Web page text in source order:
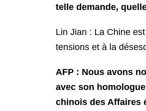
telle demande,
Lin Jian : La Chine
tensions et à la
AFP : Nous avons
avec son
chinois des Affaires